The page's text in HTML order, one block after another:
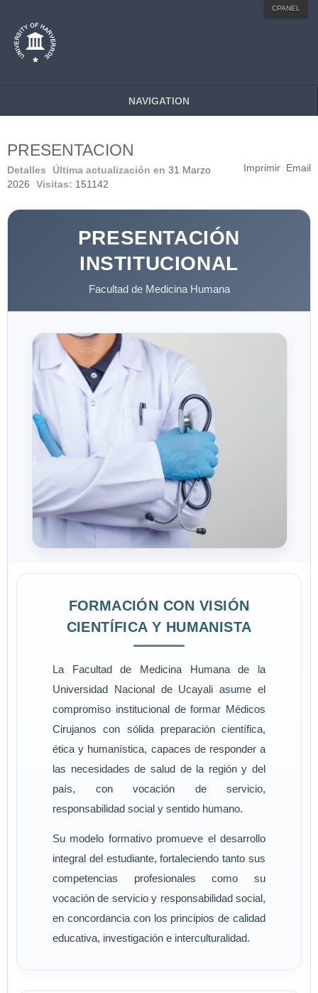
NAVIGATION
CPANEL
PRESENTACION
Imprimir Email
Detalles Última actualización en 31 Marzo
2026
Visitas: 151142
PRESENTACIÓN
INSTITUCIONAL
Facultad de Medicina Humana
FORMACIÓN CON VISIÓN
CIENTÍFICA Y HUMANISTA
La Facultad de Medicina Humana de la
Universidad Nacional de Ucayali asume el
compromiso institucional de formar Médicos
Cirujanos con sólida preparación científica,
ética y humanística, capaces de responder a
las necesidades de salud de la región y del
país, con vocación de servicio,
responsabilidad social y sentido humano.
Su modelo formativo promueve el desarrollo
integral del estudiante, fortaleciendo tanto sus
competencias profesionales como su
vocación de servicio y responsabilidad social,
en concordancia con los principios de calidad
educativa, investigación e interculturalidad.